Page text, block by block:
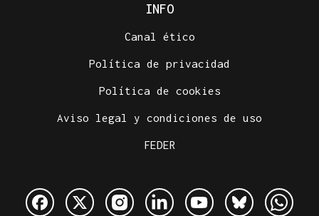
INFO
Canal ético
Política de privacidad
Política de cookies
Aviso legal y condiciones de uso
FEDER